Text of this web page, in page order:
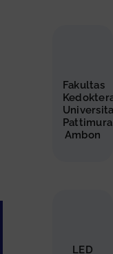
Fakultas
Pattimura
Ambon
LED